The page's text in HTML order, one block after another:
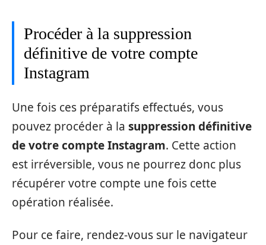
Procéder à la suppression
définitive de votre compte
Instagram
Une fois ces préparatifs effectués, vous
pouvez procéder à la suppression définitive
de votre compte Instagram. Cette action
est irréversible, vous ne pourrez donc plus
récupérer votre compte une fois cette
opération réalisée.
Pour ce faire, rendez-vous sur le navigateur